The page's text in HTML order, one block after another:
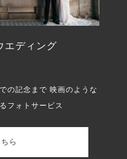
エディング
の記念まで 映画のような
フォトサービス
ら